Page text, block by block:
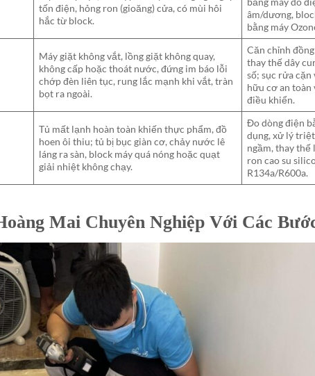
tốn điện, hỏng ron (gioăng) cửa, có mùi hôi
hắc từ block.
âm/dương,
bằng máy
Máy giặt không vắt, lồng giặt không quay,
không cấp hoặc thoát nước, đứng im báo lỗi
chớp đèn liên tục, rung lắc mạnh khi vắt, tràn
bọt ra ngoài.
Căn chỉnh
thay thế dây
số; sục rửa
hữu cơ an toàn
điều khiển.
Tủ mất lạnh hoàn toàn khiến thực phẩm, đồ
hoen ôi thiu; tủ bị bục giàn cơ, chảy nước lê
láng ra sàn, block máy quá nóng hoặc quạt
giải nhiệt không chạy.
Đo dòng điện
dụng, xử lý
ngầm, thay thế
ron cao su
R134a/R600a.
Mai Chuyên Nghiệp Với Các